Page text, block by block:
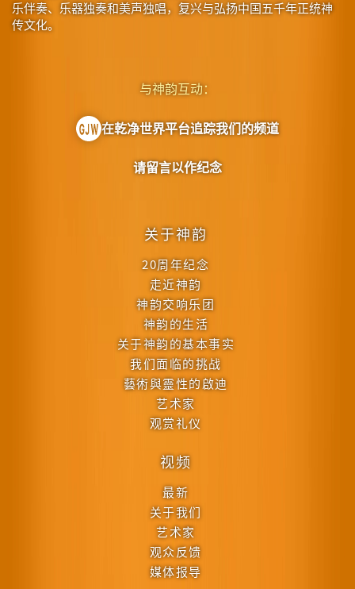
乐伴奏、乐器独奏和美声独唱，复兴与弘扬中国五千年正统神
传文化。
关于神韵
20周年纪念
走近神韵
神韵交响乐团
神韵的生活
关于神韵的基本事实
我们面临的挑战
藝術與靈性的啟迪
艺术家
观赏礼仪
视频
最新
关于我们
艺术家
观众反馈
媒体报导
与神韵互动：
在乾净世界平台追踪我们的频道
请留言以作纪念